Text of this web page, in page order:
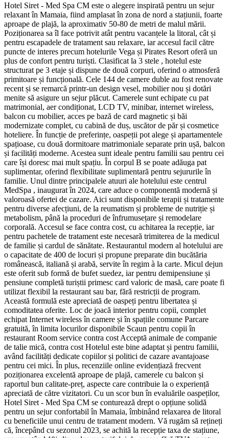
Hotel Siret - Med Spa CM este o alegere inspirată pentru un sejur
relaxant în Mamaia, fiind amplasat în zona de nord a stațiunii, foarte
aproape de plajă, la aproximativ 50-80 de metri de malul mării.
Poziționarea sa îl face potrivit atât pentru vacanțele la litoral, cât și
pentru escapadele de tratament sau relaxare, iar accesul facil către
puncte de interes precum hotelurile Vega și Pirates Resort oferă un
plus de confort pentru turiști. Clasificat la 3 stele , hotelul este
structurat pe 3 etaje și dispune de două corpuri, oferind o atmosferă
primitoare și funcțională. Cele 144 de camere duble au fost renovate
recent și se remarcă printr-un design vesel, mobilier nou și dotări
menite să asigure un sejur plăcut. Camerele sunt echipate cu pat
matrimonial, aer condiționat, LCD TV, minibar, internet wireless,
balcon cu mobilier, acces pe bază de card magnetic și băi
modernizate complet, cu cabină de duș, uscător de păr și cosmetice
hoteliere. În funcție de preferințe, oaspeții pot alege și apartamentele
spațioase, cu două dormitoare matrimoniale separate prin ușă, balcon
și facilități moderne. Acestea sunt ideale pentru familii sau pentru cei
care își doresc mai mult spațiu. În corpul B se poate adăuga pat
suplimentar, oferind flexibilitate suplimentară pentru sejururile în
familie. Unul dintre principalele atuuri ale hotelului este centrul
MedSpa , inaugurat în 2024, care aduce o componentă modernă și
valoroasă ofertei de cazare. Aici sunt disponibile terapii și tratamente
pentru diverse afecțiuni, de la reumatism și probleme de nutriție și
metabolism, până la proceduri de înfrumusețare și remodelare
corporală. Accesul se face contra cost, cu achitarea la recepție, iar
pentru pachetele de tratament este necesară trimiterea de la medicul
de familie și cardul de sănătate. Restaurantul modern al hotelului are
o capacitate de 400 de locuri și propune preparate din bucătăria
românească, italiană și arabă, servite în regim à la carte. Micul dejun
este oferit sub formă de bufet suedez, iar pentru demipensiune și
pensiune completă turiștii primesc card valoric de masă, care poate fi
utilizat flexibil la restaurant sau bar, fără restricții de program.
Această formulă este apreciată de oaspeți pentru libertatea și
comoditatea oferite. Loc de joacă interior pentru copii, complet
echipat Internet wireless în camere și în spațiile comune Parcare
gratuită, în limita locurilor disponibile Scaun pentru copii în
restaurant Room service contra cost Acceptă animale de companie
de talie mică, contra cost Hotelul este bine adaptat și pentru familii,
având facilități dedicate copiilor și politici de cazare avantajoase
pentru cei mici. În plus, recenziile online evidențiază frecvent
poziționarea excelentă aproape de plajă, camerele cu balcon și
raportul bun calitate-preț, aspecte care contribuie la o experiență
apreciată de către vizitatori. Cu un scor bun în evaluările oaspeților,
Hotel Siret - Med Spa CM se conturează drept o opțiune solidă
pentru un sejur confortabil în Mamaia, îmbinând relaxarea de litoral
cu beneficiile unui centru de tratament modern. Vă rugăm să rețineți
că, începând cu sezonul 2023, se achită la recepție taxa de stațiune,